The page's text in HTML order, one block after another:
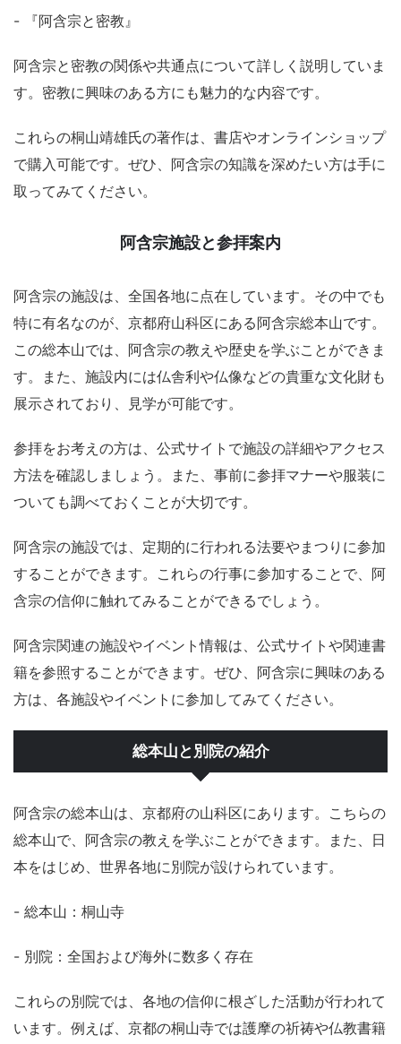
- 『阿含宗と密教』
阿含宗と密教の関係や共通点について詳しく説明していま
す。密教に興味のある方にも魅力的な内容です。
これらの桐山靖雄氏の著作は、書店やオンラインショップ
で購入可能です。ぜひ、阿含宗の知識を深めたい方は手に
取ってみてください。
阿含宗施設と参拝案内
阿含宗の施設は、全国各地に点在しています。その中でも
特に有名なのが、京都府山科区にある阿含宗総本山です。
この総本山では、阿含宗の教えや歴史を学ぶことができま
す。また、施設内には仏舎利や仏像などの貴重な文化財も
展示されており、見学が可能です。
参拝をお考えの方は、公式サイトで施設の詳細やアクセス
方法を確認しましょう。また、事前に参拝マナーや服装に
ついても調べておくことが大切です。
阿含宗の施設では、定期的に行われる法要やまつりに参加
することができます。これらの行事に参加することで、阿
含宗の信仰に触れてみることができるでしょう。
阿含宗関連の施設やイベント情報は、公式サイトや関連書
籍を参照することができます。ぜひ、阿含宗に興味のある
方は、各施設やイベントに参加してみてください。
総本山と別院の紹介
阿含宗の総本山は、京都府の山科区にあります。こちらの
総本山で、阿含宗の教えを学ぶことができます。また、日
本をはじめ、世界各地に別院が設けられています。
- 総本山：桐山寺
- 別院：全国および海外に数多く存在
これらの別院では、各地の信仰に根ざした活動が行われて
います。例えば、京都の桐山寺では護摩の祈祷や仏教書籍